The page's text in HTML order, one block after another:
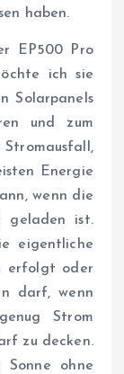
haben.
EP500 Pro
ich sie
Solarpanels
und zum
Energie
wenn die
geladen ist.
eigentliche
erfolgt oder
darf, wenn
Strom
zu decken.
ohne